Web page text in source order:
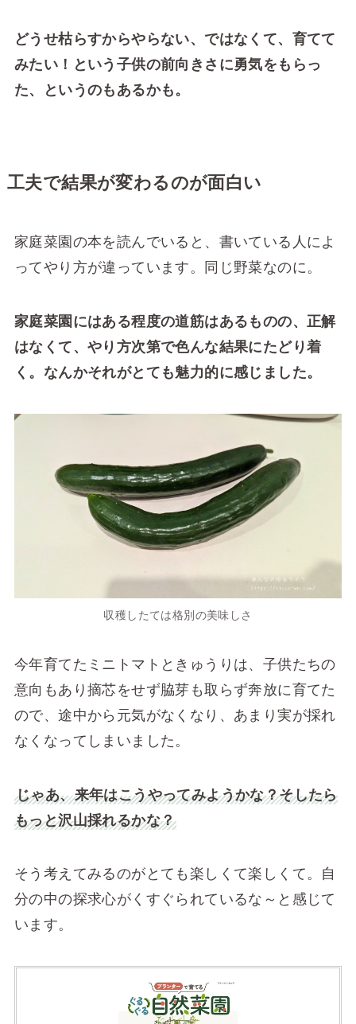
どうせ枯らすからやらない、ではなくて、育てて
みたい！という子供の前向きさに勇気をもらっ
た、というのもあるかも。
工夫で結果が変わるのが面白い
家庭菜園の本を読んでいると、書いている人によ
ってやり方が違っています。同じ野菜なのに。
家庭菜園にはある程度の道筋はあるものの、正解
はなくて、やり方次第で色んな結果にたどり着
く。なんかそれがとても魅力的に感じました。
収穫したては格別の美味しさ
今年育てたミニトマトときゅうりは、子供たちの
意向もあり摘芯をせず脇芽も取らず奔放に育てた
ので、途中から元気がなくなり、あまり実が採れ
なくなってしまいました。
じゃあ、来年はこうやってみようかな？そしたら
もっと沢山採れるかな？
そう考えてみるのがとても楽しくて楽しくて。自
分の中の探求心がくすぐられているな～と感じて
います。